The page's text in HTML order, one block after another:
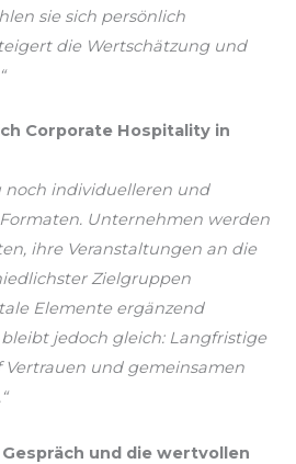
sie sich persönlich
die Wertschätzung und
Corporate Hospitality in
noch individuelleren und
Unternehmen werden
ihre Veranstaltungen an die
Zielgruppen
Elemente ergänzend
bleibt jedoch gleich: Langfristige
Vertrauen und gemeinsamen
und die wertvollen